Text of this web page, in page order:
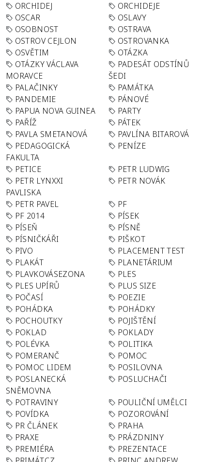
ORCHIDEJ
ORCHIDEJE
OSCAR
OSLAVY
OSOBNOST
OSTRAVA
OSTROV CEJLON
OSTROVANKA
OSVĚTIM
OTÁZKA
OTÁZKY VÁCLAVA
MORAVCE
PADESÁT ODSTÍNŮ
ŠEDI
PALAČINKY
PAMÁTKA
PANDEMIE
PÁNOVÉ
PAPUA NOVA GUINEA
PARTY
PAŘÍŽ
PÁTEK
PAVLA SMETANOVÁ
PAVLÍNA BITAROVÁ
PEDAGOGICKÁ
FAKULTA
PENÍZE
PETICE
PETR LUDWIG
PETR LYNXXI
PAVLISKA
PETR NOVÁK
PETR PAVEL
PF
PF 2014
PÍSEK
PÍSEŇ
PÍSNĚ
PÍSNIČKÁŘI
PIŠKOT
PIVO
PLACEMENT TEST
PLAKÁT
PLANETÁRIUM
PLAVKOVÁSEZONA
PLES
PLES UPÍRŮ
PLUS SIZE
POČASÍ
POEZIE
POHÁDKA
POHÁDKY
POCHOUTKY
POJIŠTĚNÍ
POKLAD
POKLADY
POLÉVKA
POLITIKA
POMERANČ
POMOC
POMOC LIDEM
POSILOVNA
POSLANECKÁ
SNĚMOVNA
POSLUCHAČI
POTRAVINY
POULIČNÍ UMĚLCI
POVÍDKA
POZOROVÁNÍ
PR ČLÁNEK
PRAHA
PRAXE
PRÁZDNINY
PREMIÉRA
PREZENTACE